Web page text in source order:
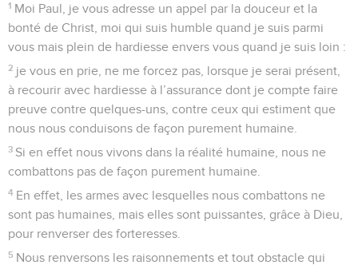
1 Moi Paul, je vous adresse un appel par la douceur et la
bonté de Christ, moi qui suis humble quand je suis parmi
vous mais plein de hardiesse envers vous quand je suis loin :
2 je vous en prie, ne me forcez pas, lorsque je serai présent,
à recourir avec hardiesse à l’assurance dont je compte faire
preuve contre quelques-uns, contre ceux qui estiment que
nous nous conduisons de façon purement humaine.
3 Si en effet nous vivons dans la réalité humaine, nous ne
combattons pas de façon purement humaine.
4 En effet, les armes avec lesquelles nous combattons ne
sont pas humaines, mais elles sont puissantes, grâce à Dieu,
pour renverser des forteresses.
5 Nous renversons les raisonnements et tout obstacle qui